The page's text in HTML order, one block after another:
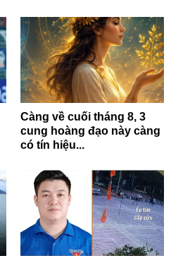
Càng về cuối tháng 8, 3
cung hoàng đạo này càng
có tín hiệu...